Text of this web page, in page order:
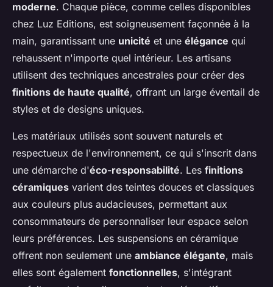
moderne. Chaque pièce, comme celles disponibles
chez Luz Editions, est soigneusement façonnée à la
main, garantissant une unicité et une élégance qui
rehaussent n'importe quel intérieur. Les artisans
utilisent des techniques ancestrales pour créer des
finitions de haute qualité, offrant un large éventail de
styles et de designs uniques.
Les matériaux utilisés sont souvent naturels et
respectueux de l'environnement, ce qui s'inscrit dans
une démarche d'éco-responsabilité. Les finitions
céramiques varient des teintes douces et classiques
aux couleurs plus audacieuses, permettant aux
consommateurs de personnaliser leur espace selon
leurs préférences. Les suspensions en céramique
offrent non seulement une ambiance élégante, mais
elles sont également fonctionnelles, s'intégrant